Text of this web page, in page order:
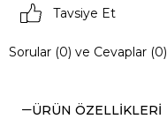
Tavsiye Et
Sorular (0) ve Cevaplar (0)
ÜRÜN ÖZELLIKLERI